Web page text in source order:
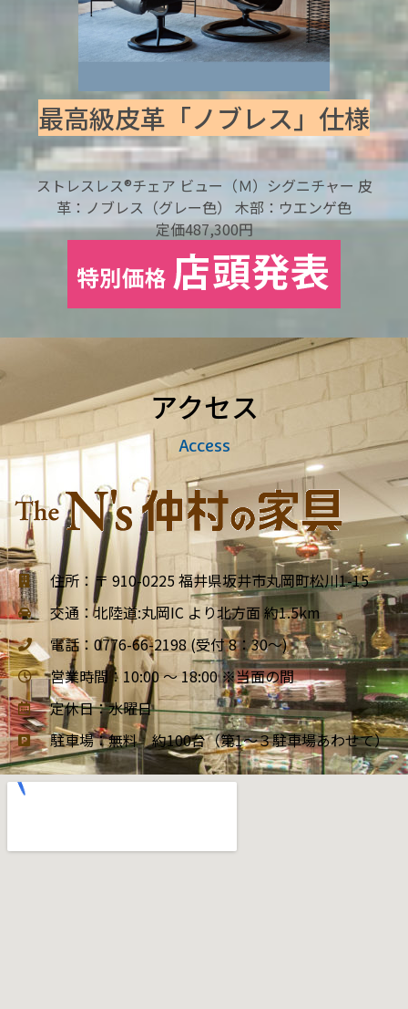
最高級皮革「ノブレス」仕様
ストレスレス®チェア ビュー（Ｍ）シグニチャー 皮
革：ノブレス（グレー色） 木部：ウエンゲ色
定価487,300円
アクセス
Access
住所：〒 910-0225 福井県坂井市丸岡町松川1-15
交通：北陸道:丸岡IC より北方面 約1.5km
電話：0776-66-2198 (受付 8：30～)
営業時間：10:00 ～ 18:00 ※当面の間
定休日：水曜日
駐車場：無料 約100台（第1～３駐車場あわせて）